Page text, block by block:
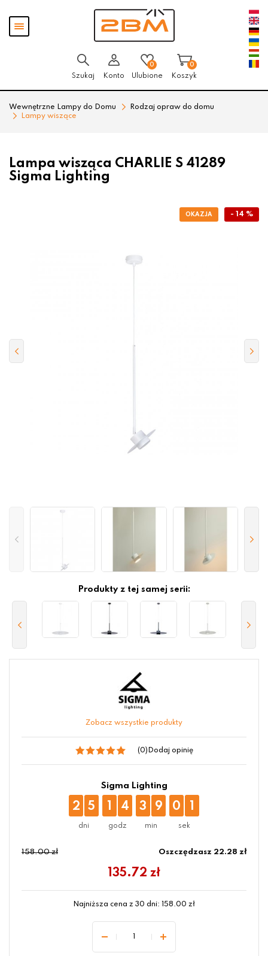
Pokaż
menu
Szukaj Konto
0
Ulubione
0
Koszyk
Wewnętrzne Lampy do Domu
Rodzaj opraw do domu
Lampy wiszące
Lampa wisząca CHARLIE S 41289
Sigma Lighting
- 14 %
Produkty z tej samej serii:
Zobacz wszystkie produkty
(0) Dodaj opinię
Sigma Lighting
2 5 1 4 3 9 0 0
158.00 zł Oszczędzasz 22.28 zł
135.72 zł
Najniższa cena z 30 dni: 158.00 zł